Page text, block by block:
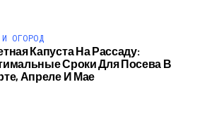
ОГОРОД
Капуста На Рассаду:
Сроки Для Посева В
Апреле И Мае